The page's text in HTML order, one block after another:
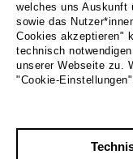
welches uns Auskunft
sowie das
Cookies akzeptieren"
technisch
unserer Webseite zu.
"Cookie-